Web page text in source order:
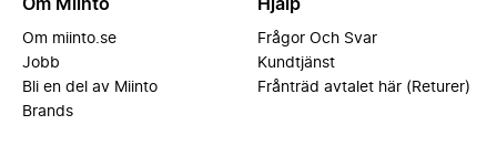
Om Miinto
Om miinto.se
Jobb
Bli en del av Miinto
Brands
Hjälp
Frågor Och Svar
Kundtjänst
Frånträd avtalet här (Returer)